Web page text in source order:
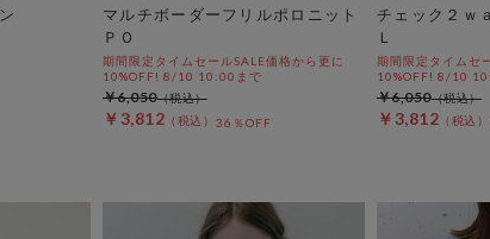
マルチボーダーフリルポロニット
ＰＯ
期間限定タイムセールSALE価格から更に
10%OFF! 8/10 10:00まで
￥3,812 36％OFF
￥6,050
チェック２ｗ
Ｌ
期間限定タイムセ
10%OFF! 8/10
￥3,812
￥6,050